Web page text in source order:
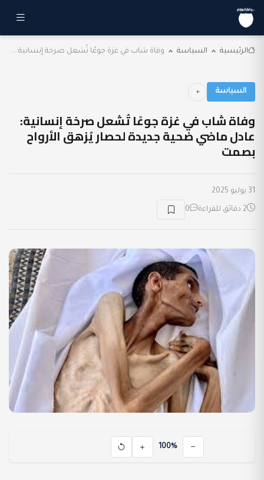
الرئيسية السياسة وفاة شاب في غزة جوعًا تُشعل صرخة إنسانية:...
السياسة
وفاة شاب في غزة جوعًا تُشعل صرخة إنسانية:
عادل ماضي ضحية جديدة لحصار يُزهق الأرواح
بصمت
31 يوليو 2025
2 دقائق للقراءة 0
100%